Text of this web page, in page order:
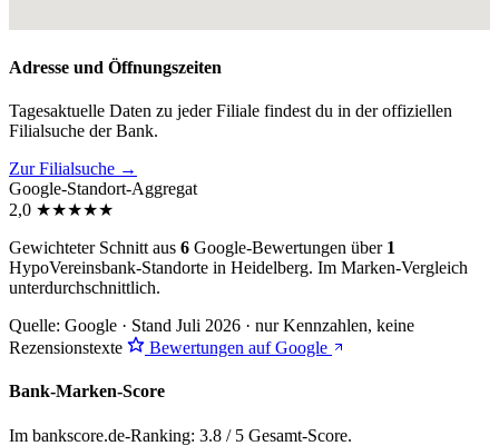
Adresse und Öffnungszeiten
Tagesaktuelle Daten zu jeder Filiale findest du in der offiziellen
Filialsuche der Bank.
Zur Filialsuche →
Google-Standort-Aggregat
2,0 ★★★★★
Gewichteter Schnitt aus 6 Google-Bewertungen über 1
HypoVereinsbank-Standorte in Heidelberg. Im Marken-Vergleich
unterdurchschnittlich.
Quelle: Google · Stand Juli 2026 · nur Kennzahlen, keine
Rezensionstexte
Bewertungen auf Google
Bank-Marken-Score
Im bankscore.de-Ranking: 3.8 / 5 Gesamt-Score.